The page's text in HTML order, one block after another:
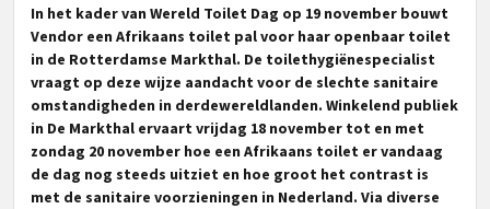
In het kader van Wereld Toilet Dag op 19 november bouwt
Vendor een Afrikaans toilet pal voor haar openbaar toilet
in de Rotterdamse Markthal. De toilethygiënespecialist
vraagt op deze wijze aandacht voor de slechte sanitaire
omstandigheden in derdewereldlanden. Winkelend publiek
in De Markthal ervaart vrijdag 18 november tot en met
zondag 20 november hoe een Afrikaans toilet er vandaag
de dag nog steeds uitziet en hoe groot het contrast is
met de sanitaire voorzieningen in Nederland. Via diverse